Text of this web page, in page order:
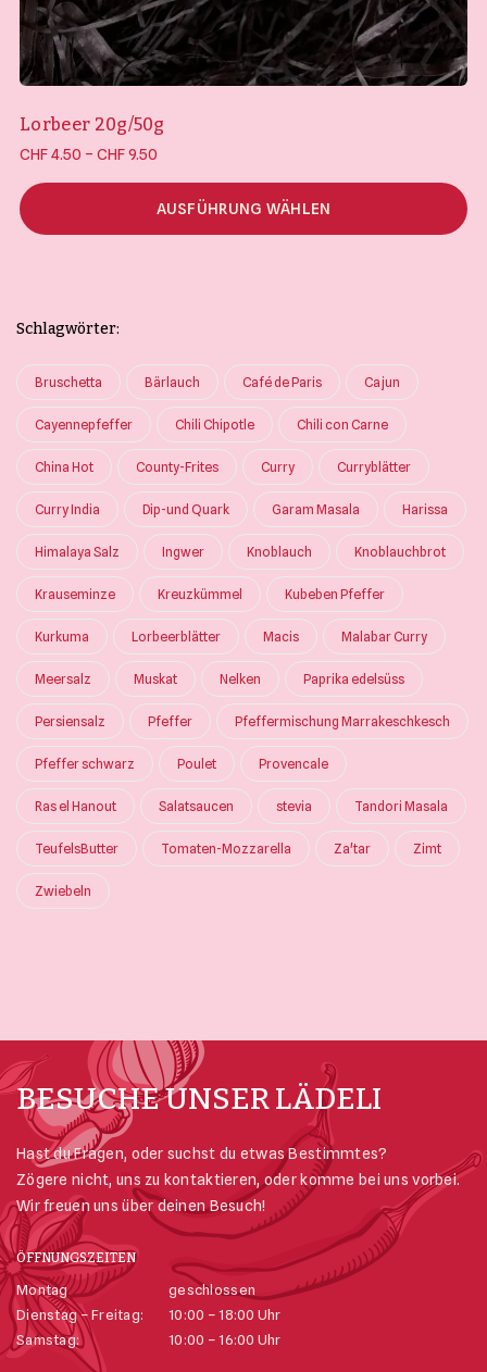
Lorbeer 20g/50g
CHF4.50 – CHF9.50
CHF 9.50
AUSFÜHRUNG WÄHLEN
Schlagwörter:
Bruschetta Bärlauch Café de Paris Cajun
Cayennepfeffer Chili Chipotle Chili con Carne
China Hot County-Frites Curry Curryblätter
Curry India Dip-und Quark Garam Masala Harissa
Himalaya Salz Ingwer Knoblauch Knoblauchbrot
Krauseminze Kreuzkümmel Kubeben Pfeffer
Kurkuma Lorbeerblätter Macis Malabar Curry
Meersalz Muskat Nelken Paprika edelsüss
Persiensalz Pfeffer Pfeffermischung Marrakeschkesch
Pfeffer schwarz Poulet Provencale
Ras el Hanout Salatsaucen stevia Tandori Masala
TeufelsButter Tomaten-Mozzarella Za'tar Zimt
Zwiebeln
BESUCHE UNSER LÄDELI
Hast du Fragen, oder suchst du etwas Bestimmtes?
Zögere nicht, uns zu kontaktieren, oder komme bei uns vorbei.
Wir freuen uns über deinen Besuch!
ÖFFNUNGSZEITEN
Montag
geschlossen
Dienstag – Freitag:
10:00 – 18:00 Uhr
Samstag:
10:00 – 16:00 Uhr